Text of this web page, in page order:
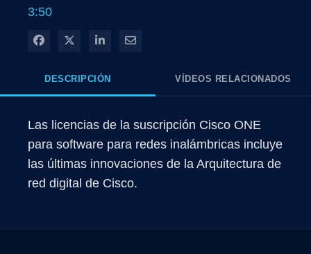
3:50
Compartir en Facebook
Compartir en X
Compartir en LinkedIn
Compartir por correo electrónico
DESCRIPCIÓN VÍDEOS RELACIONADOS
Las licencias de la suscripción Cisco ONE
para software para redes inalámbricas incluye
las últimas innovaciones de la Arquitectura de
red digital de Cisco.